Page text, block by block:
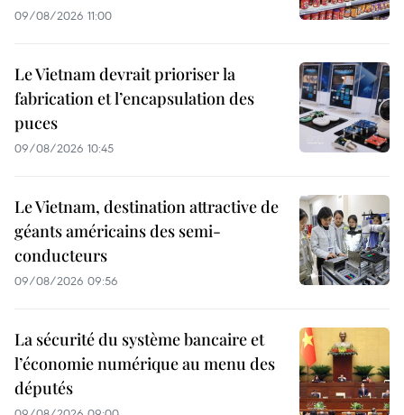
09/08/2026 11:00
Le Vietnam devrait prioriser la
fabrication et l’encapsulation des
puces
09/08/2026 10:45
Le Vietnam, destination attractive de
géants américains des semi-
conducteurs
09/08/2026 09:56
La sécurité du système bancaire et
l’économie numérique au menu des
députés